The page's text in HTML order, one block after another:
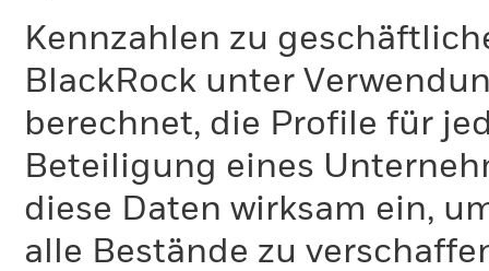
Kennzahlen zu
BlackRock unter
berechnet, die Profile für
Beteiligung eines
diese Daten wirksam ein,
alle Bestände zu